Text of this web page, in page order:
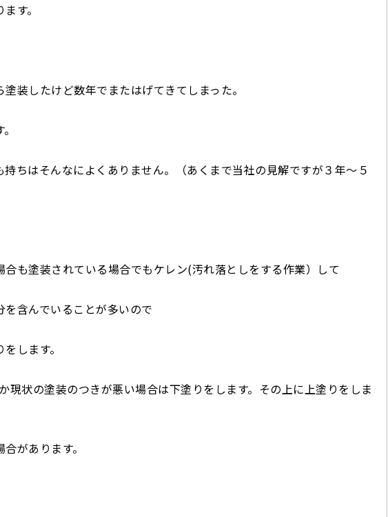
す。
装したけど数年でまたはげてきてしまった。
ちはそんなによくありません。（あくまで当社の見解ですが３年～５
も塗装されている場合でもケレン(汚れ落としをする作業）して
含んでいることが多いので
します。
状の塗装のつきが悪い場合は下塗りをします。その上に上塗りをしま
があります。